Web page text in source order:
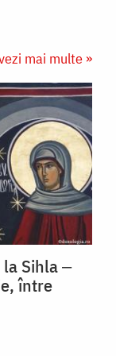
mai multe »
la Sihla ‒
între